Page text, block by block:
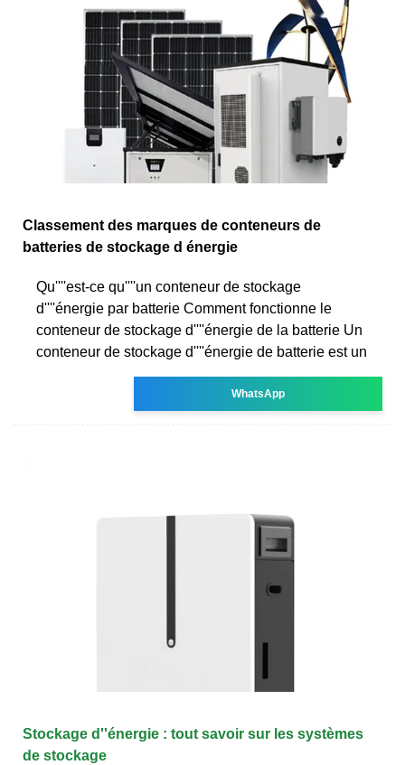
Classement des marques de conteneurs de
batteries de stockage d énergie
Qu''''est-ce qu''''un conteneur de stockage
d''''énergie par batterie Comment fonctionne le
conteneur de stockage d''''énergie de la batterie Un
conteneur de stockage d''''énergie de batterie est un
WhatsApp
Stockage d''énergie : tout savoir sur les systèmes
de stockage